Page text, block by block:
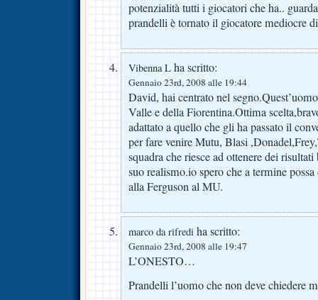
potenzialità tutti i giocatori che ha..
prandelli è tornato il giocatore mediocre
Vibenna L ha scritto:
Gennaio 23rd, 2008 alle 19:44
David, hai centrato nel
Valle e della Fiorentina.Ottima
adattato a quello che gli ha passato il
per fare venire Mutu, Blasi
squadra che riesce ad ottenere dei
suo realismo.io spero che a termine
alla Ferguson al MU.
marco da rifredi ha scritto:
Gennaio 23rd, 2008 alle 19:47
L’ONESTO…
Prandelli l’uomo che non deve chiedere